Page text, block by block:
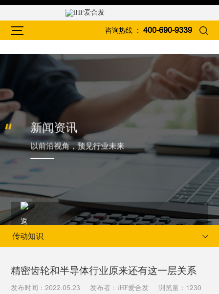
咨询热线 ： 400-690-9339
新闻资讯
以前沿视角，预见行业未来
当前位置：首页 新闻资讯 传动知识
传动知识
精密齿轮和半导体行业原来还有这一层关系
发布时间：2022.05.23 发布者：iHF爱合发 浏览量： 1230